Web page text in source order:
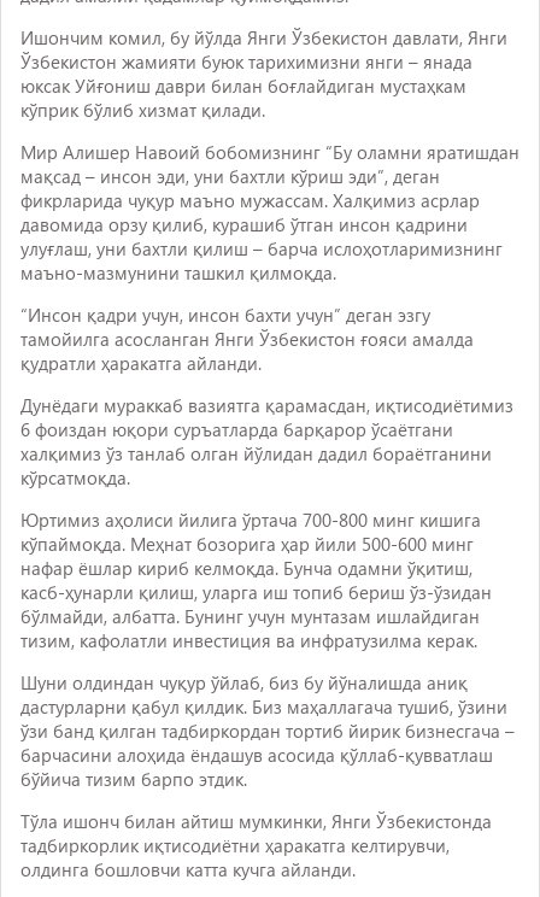
Ишончим комил, бу йўлда Янги Ўзбекистон давлати, Янги
Ўзбекистон жамияти буюк тарихимизни янги – янада
юксак Уйғониш даври билан боғлайдиган мустаҳкам
кўприк бўлиб хизмат қилади.
Мир Алишер Навоий бобомизнинг “Бу оламни яратишдан
мақсад – инсон эди, уни бахтли кўриш эди”, деган
фикрларида чуқур маъно мужассам. Халқимиз асрлар
давомида орзу қилиб, курашиб ўтган инсон қадрини
улуғлаш, уни бахтли қилиш – барча ислоҳотларимизнинг
маъно-мазмунини ташкил қилмоқда.
“Инсон қадри учун, инсон бахти учун” деган эзгу
тамойилга асосланган Янги Ўзбекистон ғояси амалда
қудратли ҳаракатга айланди.
Дунёдаги мураккаб вазиятга қарамасдан, иқтисодиётимиз
6 фоиздан юқори суръатларда барқарор ўсаётгани
халқимиз ўз танлаб олган йўлидан дадил бораётганини
кўрсатмоқда.
Юртимиз аҳолиси йилига ўртача 700-800 минг кишига
кўпаймоқда. Меҳнат бозорига ҳар йили 500-600 минг
нафар ёшлар кириб келмоқда. Бунча одамни ўқитиш,
касб-ҳунарли қилиш, уларга иш топиб бериш ўз-ўзидан
бўлмайди, албатта. Бунинг учун мунтазам ишлайдиган
тизим, кафолатли инвестиция ва инфратузилма керак.
Шуни олдиндан чуқур ўйлаб, биз бу йўналишда аниқ
дастурларни қабул қилдик. Биз маҳаллагача тушиб, ўзини
ўзи банд қилган тадбиркордан тортиб йирик бизнесгача –
барчасини алоҳида ёндашув асосида қўллаб-қувватлаш
бўйича тизим барпо этдик.
Тўла ишонч билан айтиш мумкинки, Янги Ўзбекистонда
тадбиркорлик иқтисодиётни ҳаракатга келтирувчи,
олдинга бошловчи катта кучга айланди.